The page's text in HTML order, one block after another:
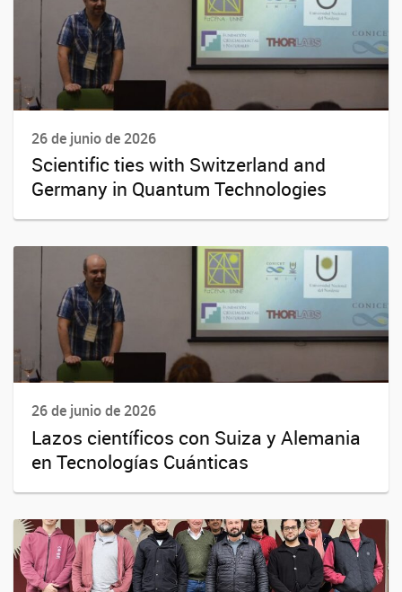
26 de junio de 2026
Scientific ties with Switzerland and
Germany in Quantum Technologies
26 de junio de 2026
Lazos científicos con Suiza y Alemania
en Tecnologías Cuánticas